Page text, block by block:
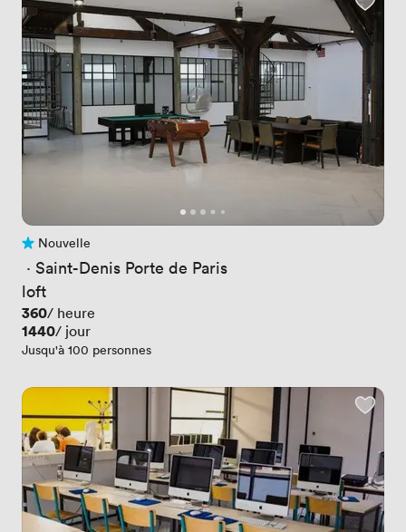
Pas encore d'avis
Nouvelle
· Saint-Denis Porte de Paris
loft
Prix
360/ heure
Prix
1440/ jour
Jusqu'à 100 personnes